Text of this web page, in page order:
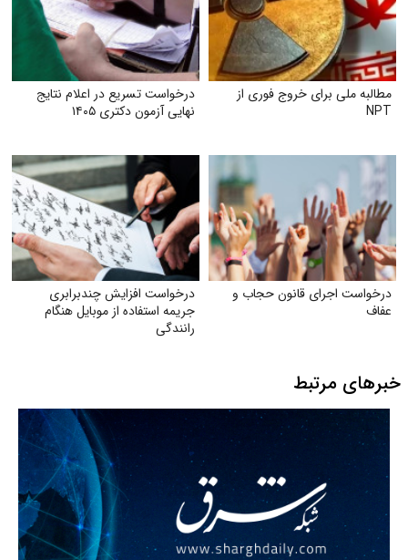
مطالبه ملی برای خروج فوری از
NPT
درخواست تسریع در اعلام نتایج
نهایی آزمون دکتری ۱۴۰۵
درخواست اجرای قانون حجاب و
عفاف
درخواست افزایش چندبرابری
جریمه استفاده از موبایل هنگام
رانندگی
خبرهای مرتبط